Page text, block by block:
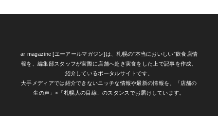
ar magazine [エーアールマガジン]は、札幌の”本当においしい”飲食店情
報を、編集部スタッフが実際に店舗へ赴き実食をした上で記事を作成、
紹介しているポータルサイトです。
大手メディアでは紹介できないニッチな情報や最新の情報を、「店舗の
生の声」×「札幌人の目線」のスタンスでお届けしています。